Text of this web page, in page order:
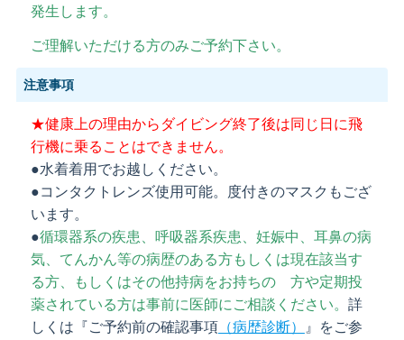
発生します。
ご理解いただける方のみご予約下さい。
注意事項
★健康上の理由からダイビング終了後は同じ日に飛
行機に乗ることはできません。
●水着着用でお越しください。
●コンタクトレンズ使用可能。度付きのマスクもござ
います。
●循環器系の疾患、呼吸器系疾患、妊娠中、耳鼻の病
気、てんかん等の病歴のある方もしくは現在該当す
る方、もしくはその他持病をお持ちの 方や定期投
薬されている方は事前に医師にご相談ください。 詳
しくは『ご予約前の確認事項（病歴診断）
』をご参